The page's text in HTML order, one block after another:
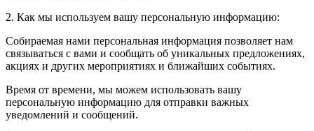
2. Как мы используем вашу персональную информацию:
Собираемая нами персональная информация позволяет нам
связываться с вами и сообщать об уникальных предложениях,
акциях и других мероприятиях и ближайших событиях.
Время от времени, мы можем использовать вашу
персональную информацию для отправки важных
уведомлений и сообщений.